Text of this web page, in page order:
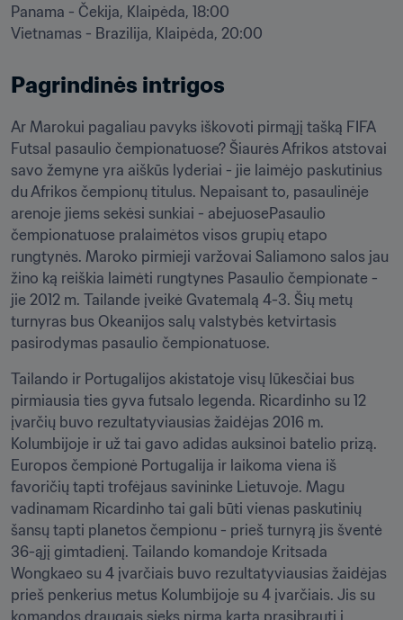
Panama - Čekija, Klaipėda, 18:00
Vietnamas - Brazilija, Klaipėda, 20:00
Pagrindinės intrigos
Ar Marokui pagaliau pavyks iškovoti pirmąjį tašką FIFA
Futsal pasaulio čempionatuose? Šiaurės Afrikos atstovai
savo žemyne yra aiškūs lyderiai - jie laimėjo paskutinius
du Afrikos čempionų titulus. Nepaisant to, pasaulinėje
arenoje jiems sekėsi sunkiai - abejuosePasaulio
čempionatuose pralaimėtos visos grupių etapo
rungtynės. Maroko pirmieji varžovai Saliamono salos jau
žino ką reiškia laimėti rungtynes Pasaulio čempionate -
jie 2012 m. Tailande įveikė Gvatemalą 4-3. Šių metų
turnyras bus Okeanijos salų valstybės ketvirtasis
pasirodymas pasaulio čempionatuose.
Tailando ir Portugalijos akistatoje visų lūkesčiai bus
pirmiausia ties gyva futsalo legenda. Ricardinho su 12
įvarčių buvo rezultatyviausias žaidėjas 2016 m.
Kolumbijoje ir už tai gavo adidas auksinoi batelio prizą.
Europos čempionė Portugalija ir laikoma viena iš
favoričių tapti trofėjaus savininke Lietuvoje. Magu
vadinamam Ricardinho tai gali būti vienas paskutinių
šansų tapti planetos čempionu - prieš turnyrą jis šventė
36-ąjį gimtadienį. Tailando komandoje Kritsada
Wongkaeo su 4 įvarčiais buvo rezultatyviausias žaidėjas
prieš penkerius metus Kolumbijoje su 4 įvarčiais. Jis su
komandos draugais sieks pirmą kartą prasibrauti į